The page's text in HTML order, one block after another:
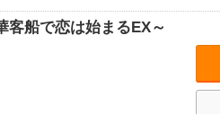
客船で恋は始まるEX～